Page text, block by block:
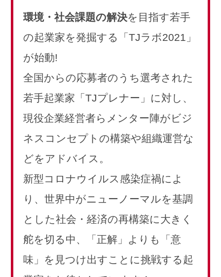
環境・社会課題の解決を目指す若手
の起業家を発掘する「TJラボ2021」
が始動!
全国からの応募者のうち選考された
若手起業家「TJプレナー」に対し、
現役企業経営者らメンター陣がビジ
ネスコンセプトの構築や組織運営な
どをアドバイス。
新型コロナウイルス感染症禍によ
り、世界中がニューノーマルを基調
とした社会・経済の再構築に大きく
舵を切る中、「正解」よりも「意
味」を見つけ出すことに挑戦する起